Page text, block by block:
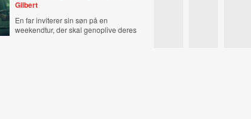
Gilbert
En far inviterer sin søn på en
weekendtur, der skal genoplive deres